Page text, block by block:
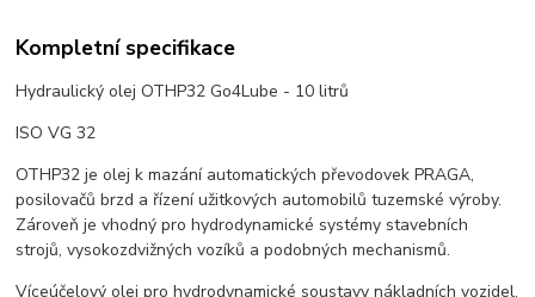
Kompletní specifikace
Hydraulický olej OTHP32 Go4Lube - 10 litrů
ISO VG 32
OTHP32 je olej k mazání automatických převodovek PRAGA,
posilovačů brzd a řízení užitkových automobilů tuzemské výroby.
Zároveň je vhodný pro hydrodynamické systémy stavebních
strojů, vysokozdvižných vozíků a podobných mechanismů.
Víceúčelový olej pro hydrodynamické soustavy nákladních vozidel,